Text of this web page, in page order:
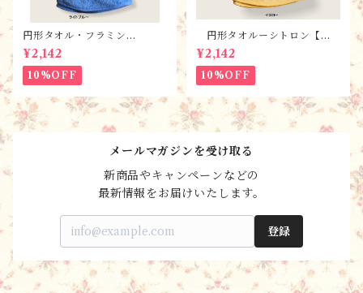
円形タオル・フラミン
ゴ ・ 全2色 / フランスT
isssus-Toselli社 フランス
のお土産
¥2,142
10%OFF
円形タオルーシトロン【全
３色】 / フランスTisssus-
¥2,142
10%OFF
メールマガジンを受け取る
新商品やキャンペーンなどの
最新情報をお届けいたします。
登録